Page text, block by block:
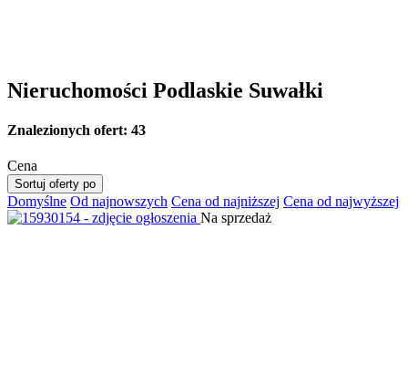
Nieruchomości Podlaskie Suwałki
Znalezionych ofert: 43
Cena
Sortuj oferty po
Domyślne Od najnowszych Cena od najniższej Cena od najwyższej
Na sprzedaż